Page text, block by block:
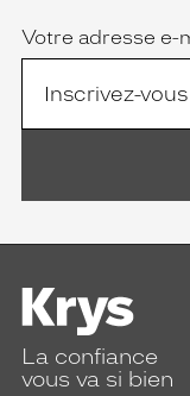
Votre adresse e-
La confiance
vous va si bien